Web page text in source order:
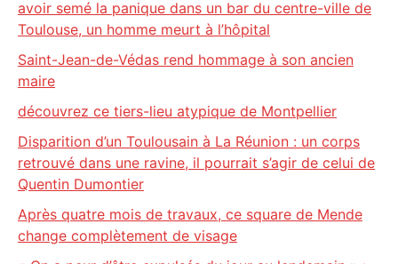
avoir semé la panique dans un bar du centre-ville de
Toulouse, un homme meurt à l’hôpital
Saint-Jean-de-Védas rend hommage à son ancien
maire
découvrez ce tiers-lieu atypique de Montpellier
Disparition d’un Toulousain à La Réunion : un corps
retrouvé dans une ravine, il pourrait s’agir de celui de
Quentin Dumontier
Après quatre mois de travaux, ce square de Mende
change complètement de visage